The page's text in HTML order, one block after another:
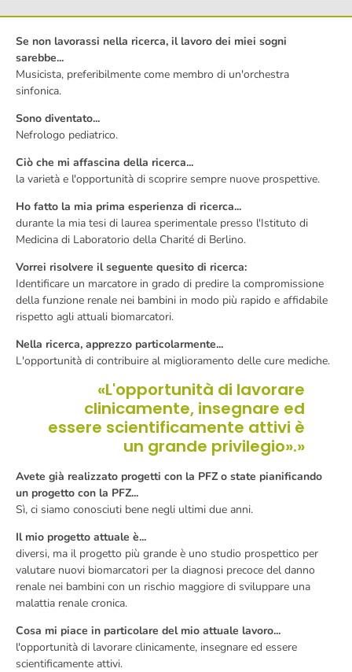
Se non lavorassi nella ricerca, il lavoro dei miei sogni
sarebbe...
Musicista, preferibilmente come membro di un'orchestra
sinfonica.
Sono diventato...
Nefrologo pediatrico.
Ciò che mi affascina della ricerca...
la varietà e l'opportunità di scoprire sempre nuove prospettive.
Ho fatto la mia prima esperienza di ricerca...
durante la mia tesi di laurea sperimentale presso l'Istituto di
Medicina di Laboratorio della Charité di Berlino.
Vorrei risolvere il seguente quesito di ricerca:
Identificare un marcatore in grado di predire la compromissione
della funzione renale nei bambini in modo più rapido e affidabile
rispetto agli attuali biomarcatori.
Nella ricerca, apprezzo particolarmente...
L'opportunità di contribuire al miglioramento delle cure mediche.
«L'opportunità di lavorare
clinicamente, insegnare ed
essere scientificamente attivi è
un grande privilegio».»
Avete già realizzato progetti con la PFZ o state pianificando
un progetto con la PFZ...
Sì, ci siamo conosciuti bene negli ultimi due anni.
Il mio progetto attuale è...
diversi, ma il progetto più grande è uno studio prospettico per
valutare nuovi biomarcatori per la diagnosi precoce del danno
renale nei bambini con un rischio maggiore di sviluppare una
malattia renale cronica.
Cosa mi piace in particolare del mio attuale lavoro...
l'opportunità di lavorare clinicamente, insegnare ed essere
scientificamente attivi.